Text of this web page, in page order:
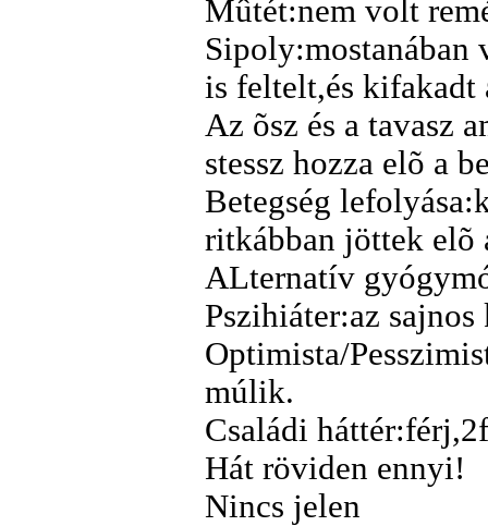
Mûtét:nem volt
Sipoly:mostanában
is feltelt,és kifakadt
Az õsz és a tavasz
stessz hozza elõ a
Betegség
ritkábban jöttek elõ
ALternatív
Pszihiáter:az
Optimista/
múlik.
Családi
Hát röviden ennyi!
Nincs jelen